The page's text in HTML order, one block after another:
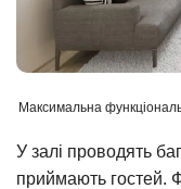
Максимальна
У залі проводять
приймають гостей.